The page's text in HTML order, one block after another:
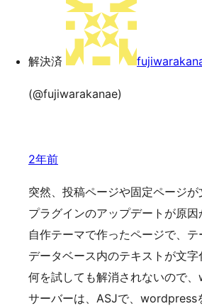
解決済
(@fujiwarakanae)
2年前
突然、投稿ページや固定ページが
プラグインのアップデートが原
自作テーマで作ったページで、
データベース内のテキストが文字
何を試しても解消されないので
サーバーは、ASJで、wordpress